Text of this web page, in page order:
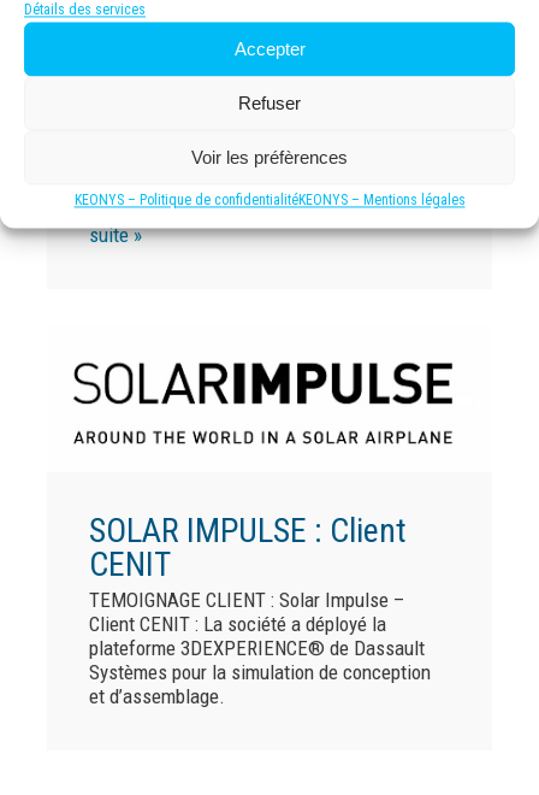
Détails des services
Accepter
Refuser
Voir les préfèrences
KEONYS – Politique de confidentialitéKEONYS – Mentions légales
3DEXPERIENCE® sur le cloud pour un projet
de fusée hybride À propos HyImpulse
HyImpulse est en train de développer…Lire la
suite »
SOLAR IMPULSE : Client
CENIT
TEMOIGNAGE CLIENT : Solar Impulse –
Client CENIT : La société a déployé la
plateforme 3DEXPERIENCE® de Dassault
Systèmes pour la simulation de conception
et d’assemblage.